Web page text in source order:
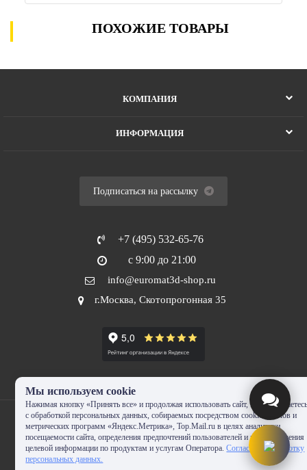
ПОХОЖИЕ ТОВАРЫ
КОМПАНИЯ
ИНФОРМАЦИЯ
Подписаться на рассылку
+7 (495) 532-65-76
с 9:00 до 21:00
info@euromat3d-shop.ru
г.Москва, Скотопрогонная 35
© 2010-2024 - EUROMAT|3D-SHOP.RU. Все права защищены. Копирование
Мы используем cookie
Нажимая кнопку «Принять все» и продолжая использовать сайт, Вы
с обработкой персональных данных, собираемых посредством cookie-файлов и
метрических программ «Яндекс.Метрика», Top.Mail.ru в целях аналитики
посещаемости сайта, определения предпочтений пользователей и предоставления
целевой информации по продуктам и услугам Оператора.Согласие на обработку
персональных данных.